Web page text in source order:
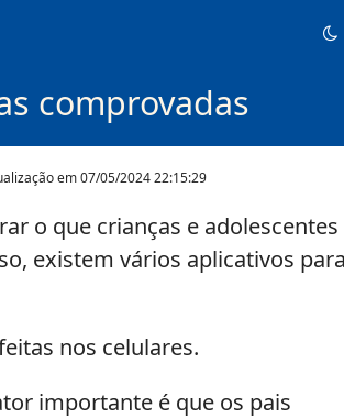
comprovadas
em07/05/2024 22:15:29
o que crianças e adolescentes
existem vários aplicativos para
nos celulares.
importante é que os pais